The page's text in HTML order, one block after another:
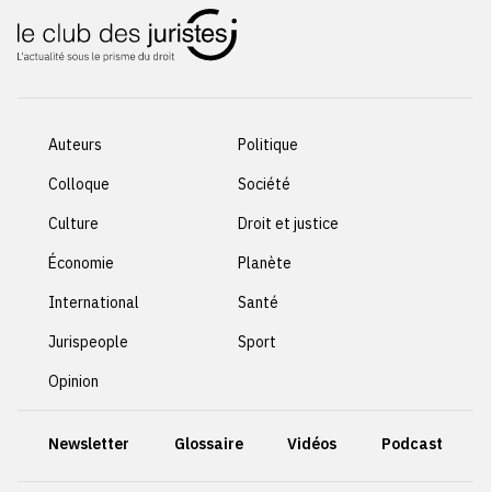
Auteurs
Colloque
Culture
Économie
International
Jurispeople
Opinion
Politique
Société
Droit et justice
Planète
Santé
Sport
Newsletter Glossaire Vidéos Podcast